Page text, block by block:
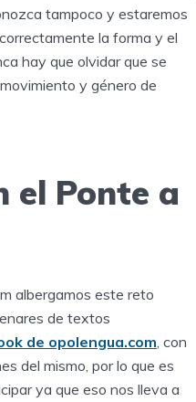
tampoco y estaremos
la forma y el
hay que olvidar que se
y género de
el Ponte a
albergamos este reto
de textos
de opolengua.com , con
del mismo, por lo que es
ya que eso nos lleva a